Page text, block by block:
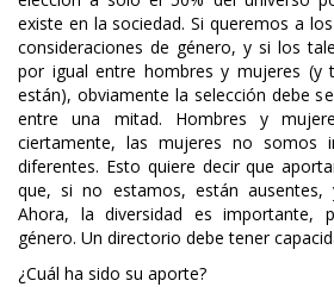
existe en la sociedad. Si queremos a
consideraciones de género, y si los
por igual entre hombres y mujeres (y
están), obviamente la selección debe
entre una mitad. Hombres y
ciertamente, las mujeres no somos
diferentes. Esto quiere decir que
que, si no estamos, están
Ahora, la diversidad es importante,
género. Un directorio debe tener
¿Cuál ha sido su aporte?